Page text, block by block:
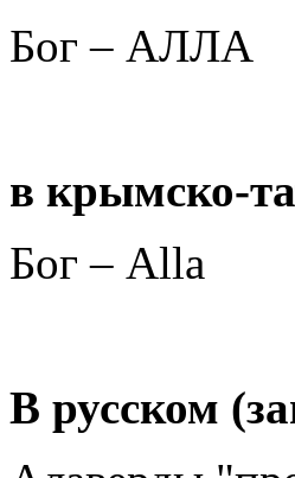
Бог – АЛЛА
в крымско-
Бог – Alla
В русском